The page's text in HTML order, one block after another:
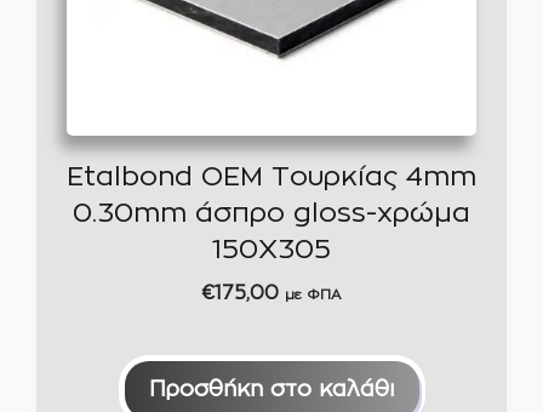
Etalbond OEM Τουρκίας 4mm
0.30mm άσπρο gloss-χρώμα
150Χ305
€175,00 με ΦΠΑ
Προσθήκη στο καλάθι